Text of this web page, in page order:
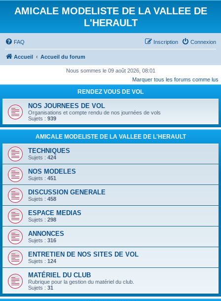
AMICALE MODELISTE DE LA VALLEE DE
L'HERAULT
FAQ Connexion
Inscription
Accueil Accueil du forum
Nous sommes le 09 août 2026, 08:01
Marquer tous les forums comme lus
RENDEZ VOUS DE VOL
NOS JOURNEES DE VOL
Organisations et compte rendu de nos journées de vols
Sujets : 939
AMICALE MODELISTE DE LA VALLEE DE L'HERAULT
TECHNIQUES
Sujets : 424
NOS MODELES
Sujets : 451
DISCUSSION GENERALE
Sujets : 458
ESPACE MEDIAS
Sujets : 298
ANNONCES
Sujets : 316
ENTRETIEN DE NOS SITES DE VOL
Sujets : 124
MATÉRIEL DU CLUB
Rubrique pour la gestion du matériel du club.
Sujets : 31